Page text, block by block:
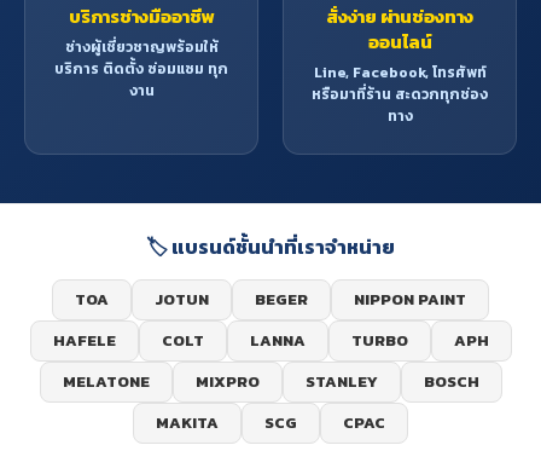
บริการช่างมืออาชีพ
ช่างผู้เชี่ยวชาญพร้อมให้
บริการ ติดตั้ง ซ่อมแซม ทุก
งาน
สั่งง่าย ผ่านช่องทาง
ออนไลน์
Line, Facebook, โทรศัพท์
หรือมาที่ร้าน สะดวกทุกช่อง
ทาง
🏷️ แบรนด์ชั้นนำที่เราจำหน่าย
TOA JOTUN BEGER
NIPPON PAINT
HAFELE
COLT LANNA TURBO
APH
MELATONE
MIXPRO STANLEY
BOSCH
MAKITA
SCG CPAC